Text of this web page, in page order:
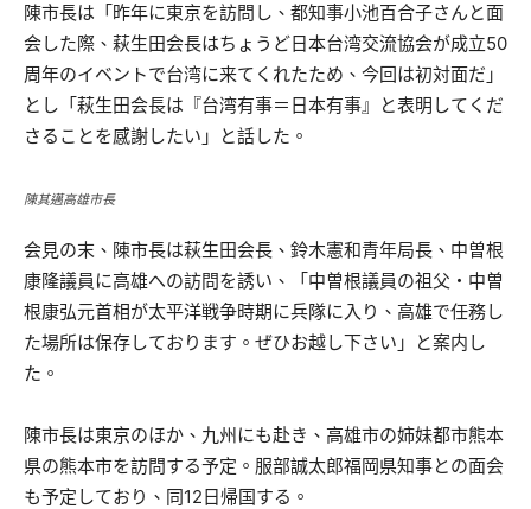
陳市長は「昨年に東京を訪問し、都知事小池百合子さんと面
会した際、萩生田会長はちょうど日本台湾交流協会が成立50
周年のイベントで台湾に来てくれたため、今回は初対面だ」
とし「萩生田会長は『台湾有事＝日本有事』と表明してくだ
さることを感謝したい」と話した。
陳其邁高雄市長
会見の末、陳市長は萩生田会長、鈴木憲和青年局長、中曽根
康隆議員に高雄への訪問を誘い、「中曽根議員の祖父・中曽
根康弘元首相が太平洋戦争時期に兵隊に入り、高雄で任務し
た場所は保存しております。ぜひお越し下さい」と案内し
た。
陳市長は東京のほか、九州にも赴き、高雄市の姉妹都市熊本
県の熊本市を訪問する予定。服部誠太郎福岡県知事との面会
も予定しており、同12日帰国する。